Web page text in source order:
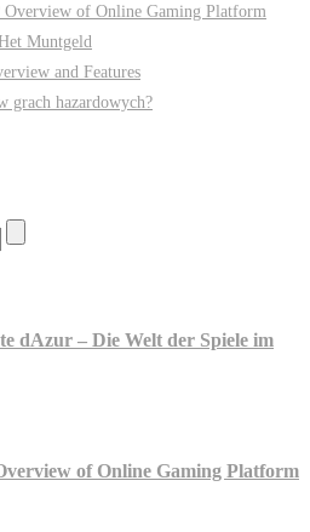
Overview of Online Gaming Platform
Muntgeld
and Features
grach hazardowych?
dAzur – Die Welt der Spiele im
of Online Gaming Platform